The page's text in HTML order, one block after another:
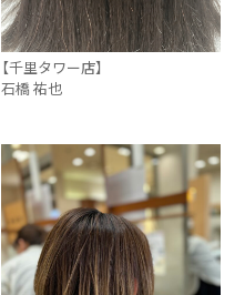
【千里タワー店】
石橋 祐也